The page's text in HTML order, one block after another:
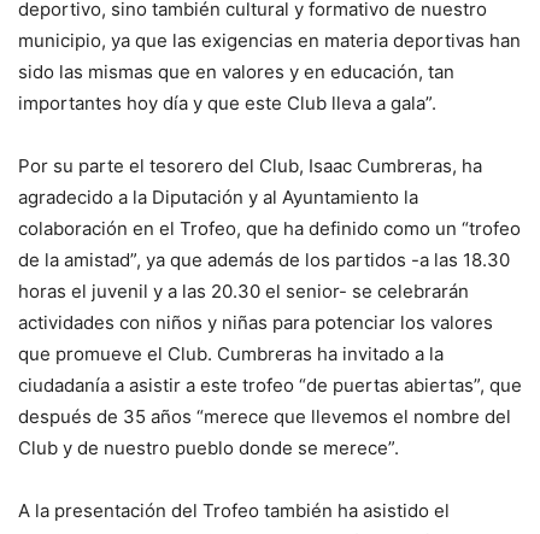
deportivo, sino también cultural y formativo de nuestro
municipio, ya que las exigencias en materia deportivas han
sido las mismas que en valores y en educación, tan
importantes hoy día y que este Club lleva a gala”.
Por su parte el tesorero del Club, Isaac Cumbreras, ha
agradecido a la Diputación y al Ayuntamiento la
colaboración en el Trofeo, que ha definido como un “trofeo
de la amistad”, ya que además de los partidos -a las 18.30
horas el juvenil y a las 20.30 el senior- se celebrarán
actividades con niños y niñas para potenciar los valores
que promueve el Club. Cumbreras ha invitado a la
ciudadanía a asistir a este trofeo “de puertas abiertas”, que
después de 35 años “merece que llevemos el nombre del
Club y de nuestro pueblo donde se merece”.
A la presentación del Trofeo también ha asistido el